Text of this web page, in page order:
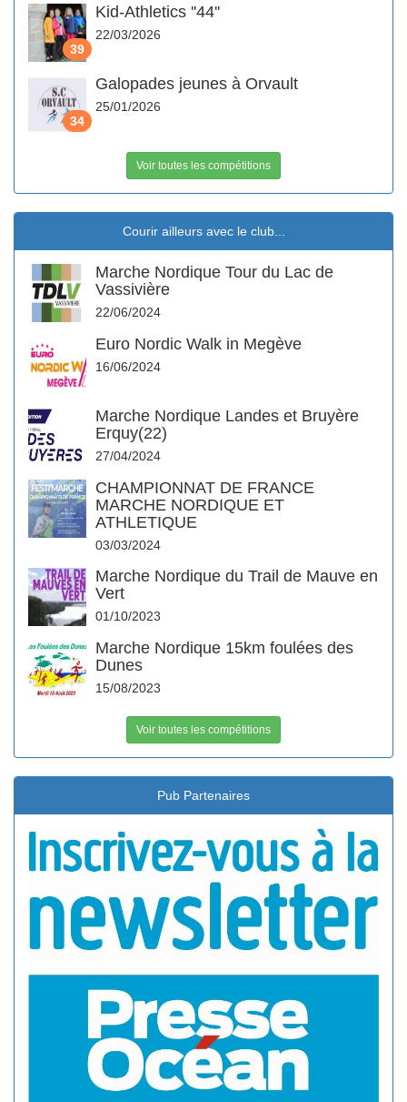
39
Kid-Athletics ''44''
22/03/2026
34
Galopades jeunes à Orvault
25/01/2026
Voir toutes les compétitions
Courir ailleurs avec le club...
Marche Nordique Tour du Lac de
Vassivière
22/06/2024
Euro Nordic Walk in Megève
16/06/2024
Marche Nordique Landes et Bruyère
Erquy(22)
27/04/2024
CHAMPIONNAT DE FRANCE
MARCHE NORDIQUE ET
ATHLETIQUE
03/03/2024
Marche Nordique du Trail de Mauve en
Vert
01/10/2023
Marche Nordique 15km foulées des
Dunes
15/08/2023
Voir toutes les compétitions
Pub Partenaires